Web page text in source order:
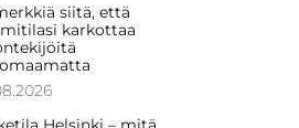
siitä, että
karkottaa